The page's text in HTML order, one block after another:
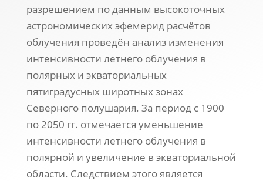
разрешением по данным высокоточных
астрономических эфемерид расчётов
облучения проведён анализ изменения
интенсивности летнего облучения в
полярных и экваториальных
пятиградусных широтных зонах
Северного полушария. За период с 1900
по 2050 гг. отмечается уменьшение
интенсивности летнего облучения в
полярной и увеличение в экваториальной
области. Следствием этого является